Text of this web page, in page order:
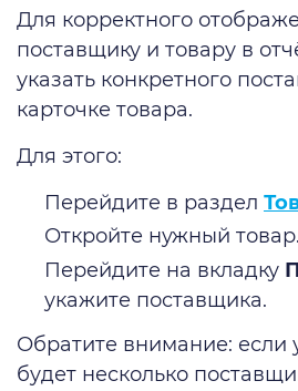
Для корректного
поставщику и товару в
указать конкретного
карточке товара.
Для этого:
Перейдите в раздел
Откройте нужный товар.
Перейдите на вкладку
укажите поставщика.
Обратите внимание: если
будет несколько